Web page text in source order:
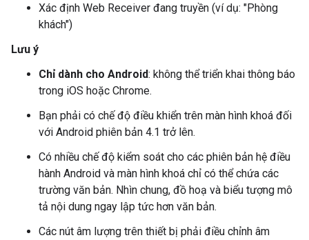
Xác định Web Receiver đang truyền (ví dụ: "Phòng
khách")
Lưu ý
Chỉ dành cho Android: không thể triển khai thông báo
trong iOS hoặc Chrome.
Bạn phải có chế độ điều khiển trên màn hình khoá đối
với Android phiên bản 4.1 trở lên.
Có nhiều chế độ kiểm soát cho các phiên bản hệ điều
hành Android và màn hình khoá chỉ có thể chứa các
trường văn bản. Nhìn chung, đồ hoạ và biểu tượng mô
tả nội dung ngay lập tức hơn văn bản.
Các nút âm lượng trên thiết bị phải điều chỉnh âm